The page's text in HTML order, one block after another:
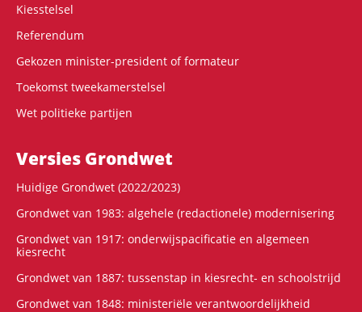
Kiesstelsel
Referendum
Gekozen minister-president of formateur
Toekomst tweekamerstelsel
Wet politieke partijen
Versies Grondwet
Huidige Grondwet (2022/2023)
Grondwet van 1983: algehele (redactionele) modernisering
Grondwet van 1917: onderwijspacificatie en algemeen
kiesrecht
Grondwet van 1887: tussenstap in kiesrecht- en schoolstrijd
Grondwet van 1848: ministeriële verantwoordelijkheid